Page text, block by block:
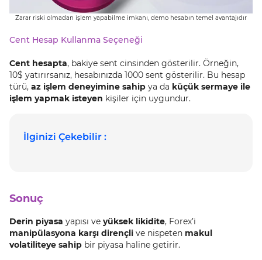
Zarar riski olmadan işlem yapabilme imkanı, demo hesabın temel avantajıdır
Cent Hesap Kullanma Seçeneği
Cent hesapta, bakiye sent cinsinden gösterilir. Örneğin,
10$ yatırırsanız, hesabınızda 1000 sent gösterilir. Bu hesap
türü, az işlem deneyimine sahip ya da küçük sermaye ile
işlem yapmak isteyen kişiler için uygundur.
İlginizi Çekebilir :
Sonuç
Derin piyasa yapısı ve yüksek likidite, Forex’i
manipülasyona karşı dirençli ve nispeten makul
volatiliteye sahip bir piyasa haline getirir.